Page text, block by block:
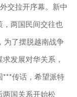
交拉开序幕。新中
，两国民间交往也
为了摆脱越南战争
发展对华关系，
***传话，希望派特
国关系开始松